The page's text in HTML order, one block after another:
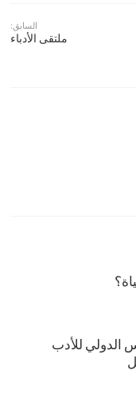
السابق:
ملتقى الأدباء
للأدب